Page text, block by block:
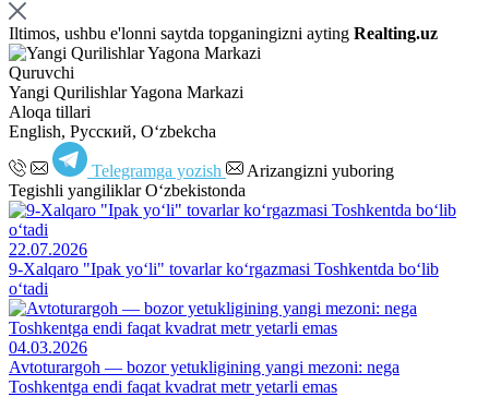
Iltimos, ushbu e'lonni saytda topganingizni ayting Realting.uz
Quruvchi
Yangi Qurilishlar Yagona Markazi
Aloqa tillari
English, Русский, Oʻzbekcha
Telegramga yozish
Arizangizni yuboring
Tegishli yangiliklar O‘zbekistonda
22.07.2026
9-Xalqaro "Ipak yo‘li" tovarlar ko‘rgazmasi Toshkentda bo‘lib
o‘tadi
04.03.2026
Avtoturargoh — bozor yetukligining yangi mezoni: nega
Toshkentga endi faqat kvadrat metr yetarli emas